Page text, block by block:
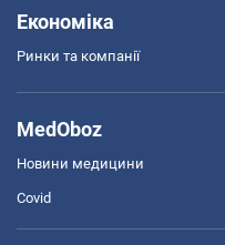
Економіка
Ринки та компанії
MedOboz
Новини медицини
Covid